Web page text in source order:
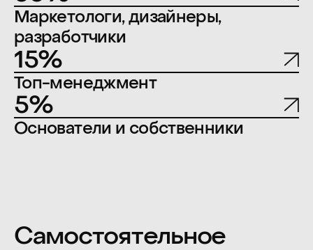
Видеозаписи докладов
и мастер-классов
Онлайн- и офлайн-
пространство для общения
с участниками и
спикерами
Пакет участника